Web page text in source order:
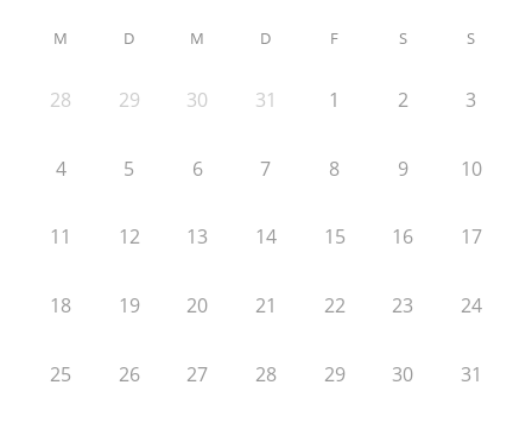
M D M D F S S
28 29 30 31 1 2 3
4 5 6 7 8 9 10
11 12 13 14 15 16 17
18 19 20 21 22 23 24
25 26 27 28 29 30 31